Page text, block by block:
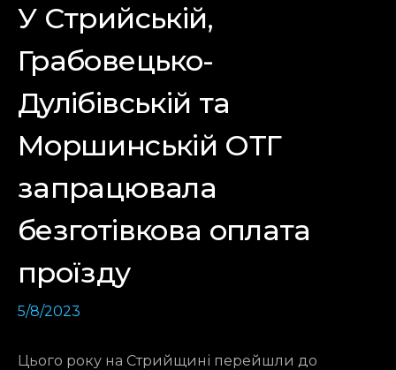
У Стрийській,
Грабовецько-
Дулібівській та
Моршинській ОТГ
запрацювала
безготівкова оплата
проїзду
5/8/2023
Цього року на Стрийщині перейшли до